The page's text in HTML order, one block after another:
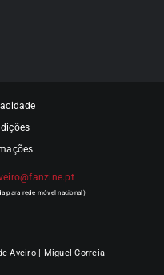
Aveiro | Miguel Correia